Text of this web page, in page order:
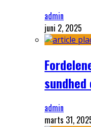
admin
juni 2, 2025
admin
marts 31,